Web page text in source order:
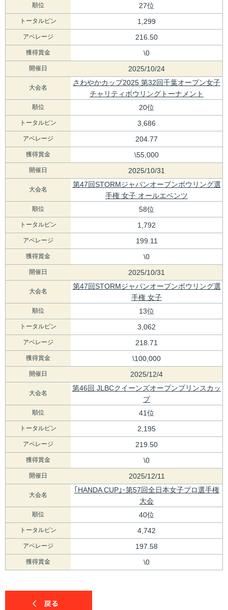
順位 27位
トータルピン 1,299
アベレージ 216.50
獲得賞金 \0
開催日 2025/10/24
大会名
さわやかカップ2025 第32回千葉オープン女子
チャリティボウリングトーナメント
順位 20位
トータルピン 3,686
アベレージ 204.77
獲得賞金 \55,000
開催日 2025/10/31
大会名
第47回STORMジャパンオープンボウリング選
手権 女子 オールエベンツ
順位 58位
トータルピン 1,792
アベレージ 199.11
獲得賞金 \0
開催日 2025/10/31
大会名
第47回STORMジャパンオープンボウリング選
手権 女子
順位 13位
トータルピン 3,062
アベレージ 218.71
獲得賞金 \100,000
開催日 2025/12/4
大会名
第46回 JLBCクイーンズオープンプリンスカッ
プ
順位 41位
トータルピン 2,195
アベレージ 219.50
獲得賞金 \0
開催日 2025/12/11
大会名
｢HANDA CUP｣･第57回全日本女子プロ選手権
大会
順位 40位
トータルピン 4,742
アベレージ 197.58
獲得賞金 \0